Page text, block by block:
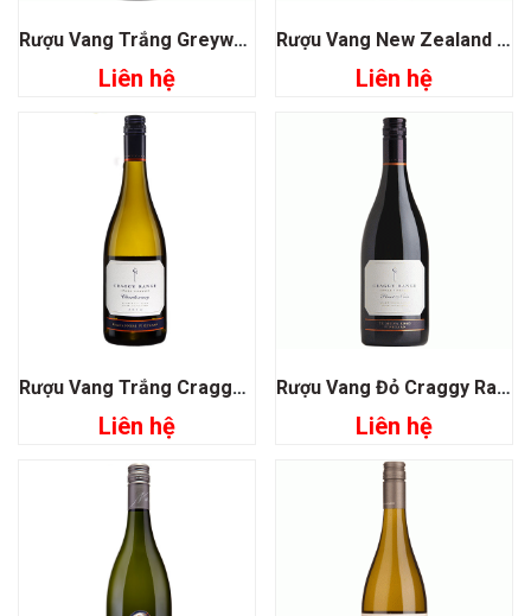
Rượu Vang Trắng Greywacke Riesling
Liên hệ
Rượu Vang New Zealand Craggy Range Sophia
Liên hệ
Rượu Vang Trắng Craggy Range Kidnappers Chardonnay
Liên hệ
Rượu Vang Đỏ Craggy Range Te Muna Road Vineyard Pinot Noir
Liên hệ